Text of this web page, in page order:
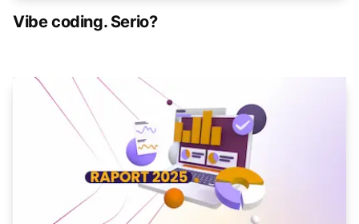
Vibe coding. Serio?